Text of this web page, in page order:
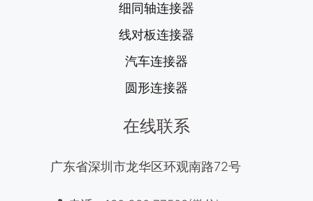
细同轴连接器
线对板连接器
汽车连接器
圆形连接器
在线联系
广东省深圳市龙华区环观南路72号